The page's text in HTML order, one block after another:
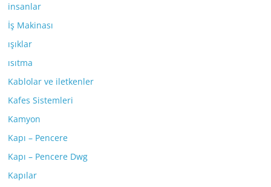
insanlar
İş Makinası
ışıklar
ısıtma
Kablolar ve iletkenler
Kafes Sistemleri
Kamyon
Kapı – Pencere
Kapı – Pencere Dwg
Kapılar